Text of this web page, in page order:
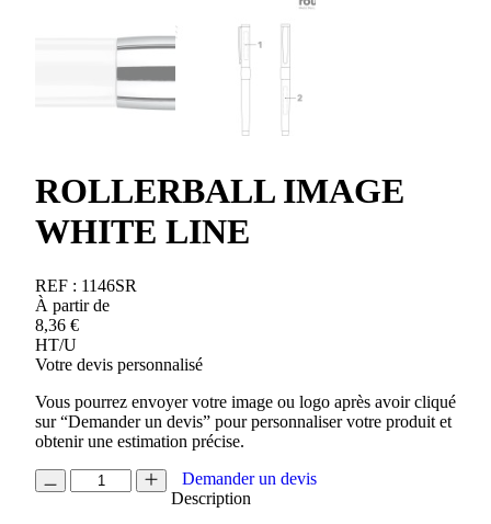
ROLLERBALL IMAGE
WHITE LINE
REF : 1146SR
À partir de
8,36 €
HT/U
Votre devis personnalisé
Vous pourrez envoyer votre image ou logo après avoir cliqué
sur “Demander un devis” pour personnaliser votre produit et
obtenir une estimation précise.
quantité
de
Demander un devis
Description